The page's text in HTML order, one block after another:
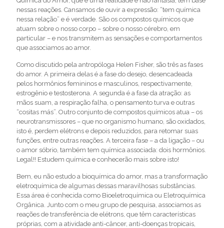
nessas reações. Cansamos de ouvir a expressão: “tem química
nessa relação” e é verdade. São os compostos químicos que
atuam sobre o nosso corpo – sobre o nosso cérebro, em
particular – e nos transmitem as sensações e comportamentos
que associamos ao amor.
Como discutido pela antropóloga Helen Fisher, são três as fases
do amor. A primeira delas é a fase do desejo, desencadeada
pelos hormônios femininos e masculinos, respectivamente,
estrogênio e testosterona. A segunda é a fase da atração: as
mãos suam, a respiração falha, o pensamento turva e outras
“cositas más”. Outro conjunto de compostos químicos atua – os
neurotransmissores – que no organismo humano, são oxidados,
isto é, perdem elétrons e depois reduzidos, para retomar suas
funções, entre outras reações. A terceira fase – a da ligação – ou
o amor sóbrio, também tem química associada: dois hormônios.
Legal!! Estudem química e conhecerão mais sobre isto!
Bem, eu não estudo a bioquímica do amor, mas a transformação
eletroquímica de algumas dessas maravilhosas substâncias.
Essa área é conhecida como Bioeletroquímica ou Eletroquímica
Orgânica. Junto com o meu grupo de pesquisa, associamos as
reações de transferência de elétrons, que têm características
próprias, com a atividade anti-câncer, anti-doenças tropicais,